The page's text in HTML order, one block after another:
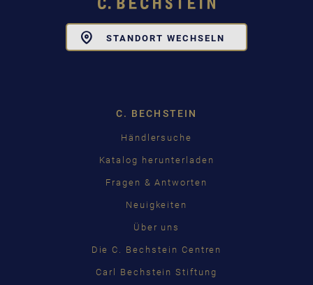
STANDORT WECHSELN
C. BECHSTEIN
Händlersuche
Katalog herunterladen
Fragen & Antworten
Neuigkeiten
Über uns
Die C. Bechstein Centren
Carl Bechstein Stiftung